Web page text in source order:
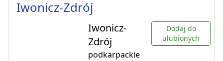
Iwonicz-Zdrój
Iwonicz-
Zdrój
podkarpackie
Dodaj do
ulubionych